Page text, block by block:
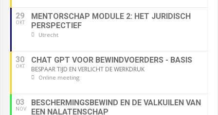
29
OKT
MENTORSCHAP MODULE 2: HET JURIDISCH
PERSPECTIEF
Utrecht
30
OKT
CHAT GPT VOOR BEWINDVOERDERS - BASIS
BESPAAR TIJD EN VERLICHT DE WERKDRUK
Online meeting
03
NOV
BESCHERMINGSBEWIND EN DE VALKUILEN VAN
EEN NALATENSCHAP